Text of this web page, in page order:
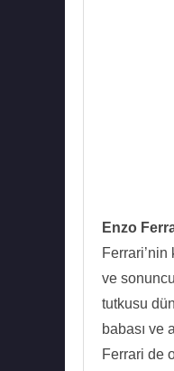
Enzo
ve
tutkusu
babası ve
Ferrari de